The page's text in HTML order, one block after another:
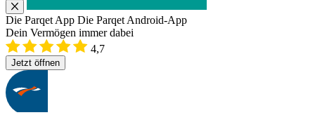
Die Parqet App Die Parqet Android-App
Dein Vermögen immer dabei
4,7
Jetzt öffnen